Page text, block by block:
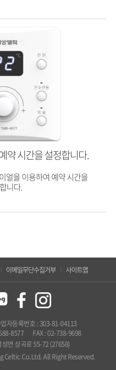
약 시간을 설정합니다.
얼을 이용하여 예약 시간을
니다.
조절하기
튼을 누르세요
/끄기
' 버튼을 눌러주세요
이메일무단수집거부 사이트맵
자등록번호 : 303-81-04113
8577
FAX : 02-738-9698
면 상곡로 55-72 (27658)
Co.Ltd. All Right Reserved.